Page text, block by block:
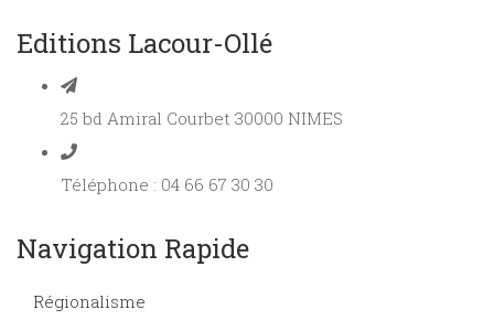
Editions Lacour-Ollé
25 bd Amiral Courbet 30000 NIMES
Téléphone : 04 66 67 30 30
Navigation Rapide
Régionalisme